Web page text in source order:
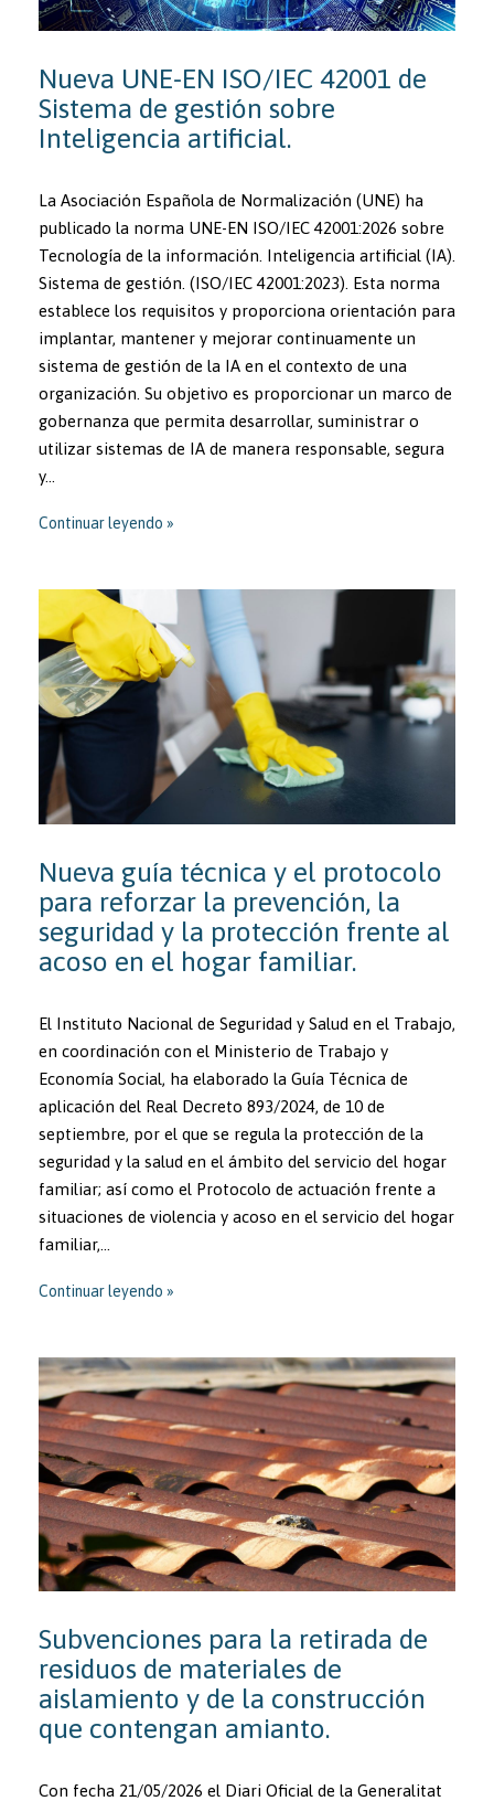
Nueva UNE-EN ISO/IEC 42001 de
Sistema de gestión sobre
Inteligencia artificial.
La Asociación Española de Normalización (UNE) ha
publicado la norma UNE-EN ISO/IEC 42001:2026 sobre
Tecnología de la información. Inteligencia artificial (IA).
Sistema de gestión. (ISO/IEC 42001:2023). Esta norma
establece los requisitos y proporciona orientación para
implantar, mantener y mejorar continuamente un
sistema de gestión de la IA en el contexto de una
organización. Su objetivo es proporcionar un marco de
gobernanza que permita desarrollar, suministrar o
utilizar sistemas de IA de manera responsable, segura
y…
Continuar leyendo
Nueva guía técnica y el protocolo
para reforzar la prevención, la
seguridad y la protección frente al
acoso en el hogar familiar.
El Instituto Nacional de Seguridad y Salud en el Trabajo,
en coordinación con el Ministerio de Trabajo y
Economía Social, ha elaborado la Guía Técnica de
aplicación del Real Decreto 893/2024, de 10 de
septiembre, por el que se regula la protección de la
seguridad y la salud en el ámbito del servicio del hogar
familiar; así como el Protocolo de actuación frente a
situaciones de violencia y acoso en el servicio del hogar
familiar,…
Continuar leyendo
Subvenciones para la retirada de
residuos de materiales de
aislamiento y de la construcción
que contengan amianto.
Con fecha 21/05/2026 el Diari Oficial de la Generalitat